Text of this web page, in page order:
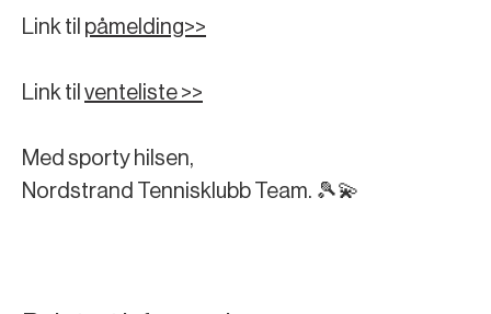
Link til påmelding>>
Link til venteliste >>
Med sporty hilsen,
Nordstrand Tennisklubb Team. 🎾💫